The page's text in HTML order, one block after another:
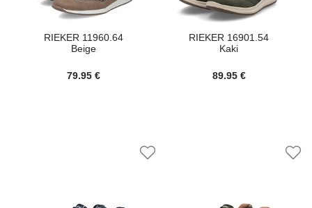
RIEKER 11960.64
Beige
79.95 €
RIEKER 16901.54
Kaki
89.95 €